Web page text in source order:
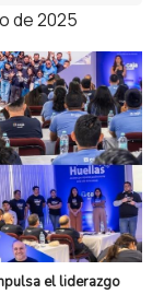
de 2025
el liderazgo